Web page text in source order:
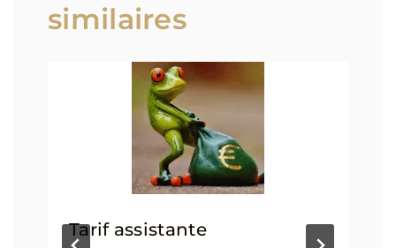
similaires
Tarif assistante